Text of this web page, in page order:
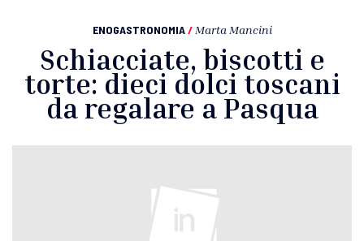
ENOGASTRONOMIA / Marta Mancini
Schiacciate, biscotti e
torte: dieci dolci toscani
da regalare a Pasqua